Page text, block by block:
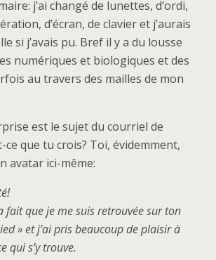
j’ai changé de lunettes, d’ordi,
d’écran, de clavier et j’aurais
si j’avais pu. Bref il y a du lousse
numériques et biologiques et des
au travers des mailles de mon
est le sujet du courriel de
ce que tu crois? Toi, évidemment,
avatar ici-même:
fait que je me suis retrouvée sur ton
» et j’ai pris beaucoup de plaisir à
qui s’y trouve.